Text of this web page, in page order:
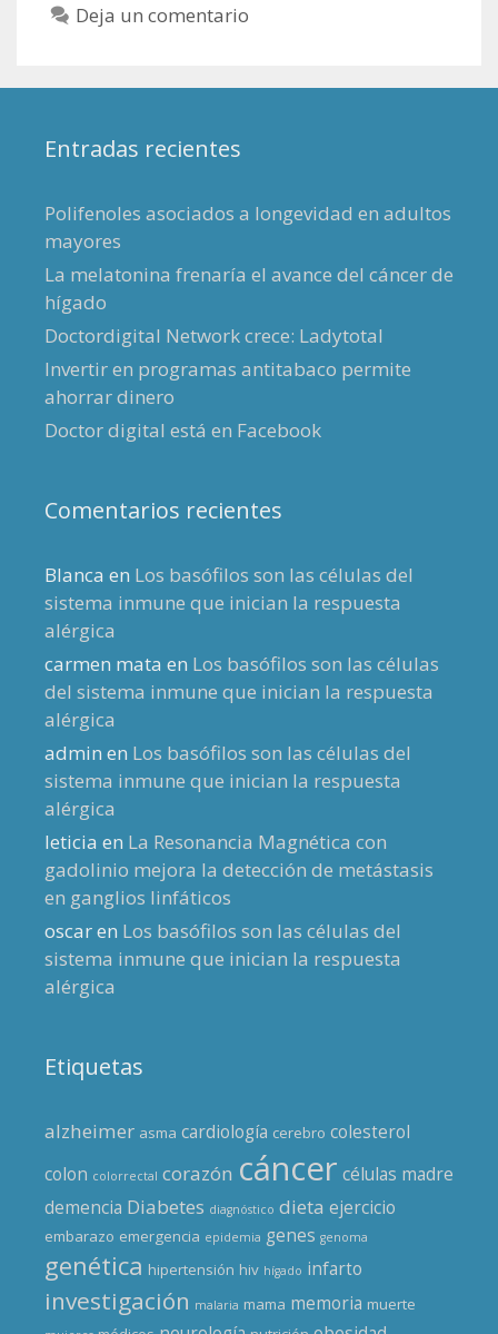
Deja un comentario
Entradas recientes
Polifenoles asociados a longevidad en adultos
mayores
La melatonina frenaría el avance del cáncer de
hígado
Doctordigital Network crece: Ladytotal
Invertir en programas antitabaco permite
ahorrar dinero
Doctor digital está en Facebook
Comentarios recientes
Blanca en Los basófilos son las células del
sistema inmune que inician la respuesta
alérgica
carmen mata en Los basófilos son las células
del sistema inmune que inician la respuesta
alérgica
admin en Los basófilos son las células del
sistema inmune que inician la respuesta
alérgica
leticia en La Resonancia Magnética con
gadolinio mejora la detección de metástasis
en ganglios linfáticos
oscaren Los basófilos son las células del
sistema inmune que inician la respuesta
alérgica
Etiquetas
alzheimer asma cardiología cerebro colesterol
colon colorrectal corazón cáncer células madre
demencia Diabetes diagnóstico dieta ejercicio
embarazo emergencia epidemia genes genoma
genética hipertensión hiv hígado infarto
investigación malaria mama memoria muerte